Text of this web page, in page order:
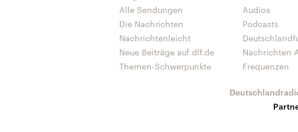
Alle Sendungen
Die Nachrichten
Nachrichtenleicht
Neue Beiträge auf dlf.de
Themen-Schwerpunkte
Audios
Podcasts
Nachrichten
Frequenzen